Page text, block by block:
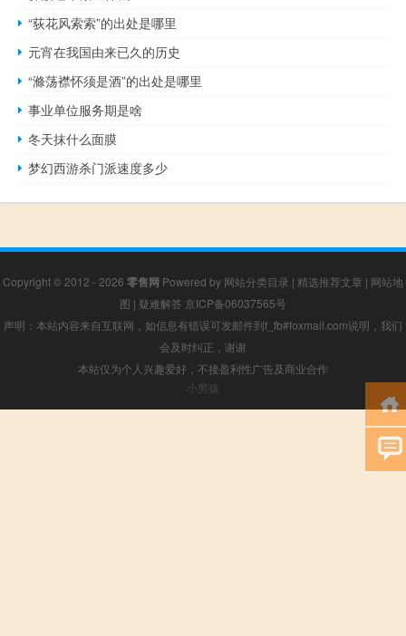
“荻花风索索”的出处是哪里
元宵在我国由来已久的历史
“滌荡襟怀须是酒”的出处是哪里
事业单位服务期是啥
冬天抹什么面膜
梦幻西游杀门派速度多少
Copyright © 2012 - 2026 零售网 Powered by 网站分类目录 | 精选推荐文章 | 网站地
图 | 疑难解答 京ICP备06037565号
声明：本站内容来自互联网，如信息有错误可发邮件到f_fb#foxmail.com说明，我们
会及时纠正，谢谢
本站仅为个人兴趣爱好，不接盈利性广告及商业合作
小男孩